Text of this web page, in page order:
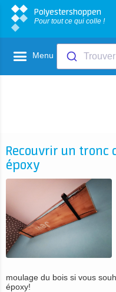
Polyestershoppen
Pour tout ce qui colle !
Menu
Recouvrir un tronc
époxy
moulage du bois si vous
époxy!